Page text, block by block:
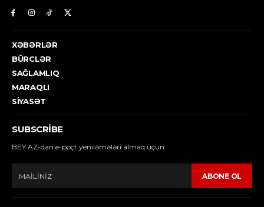
XƏBƏRLƏR
BÜRCLƏR
SAĞLAMLIQ
MARAQLI
SIYASƏT
SUBSCRIBE
BEY.AZ-dan e-poçt yeniləmələri almaq üçün.
ABONE OL